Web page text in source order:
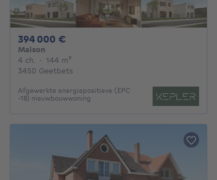
394 000 €
Maison
4 ch. 4 chambres
· 144 m²
3450 Geetbets
Afgewerkte energiepositieve (EPC
-18) nieuwbouwwoning